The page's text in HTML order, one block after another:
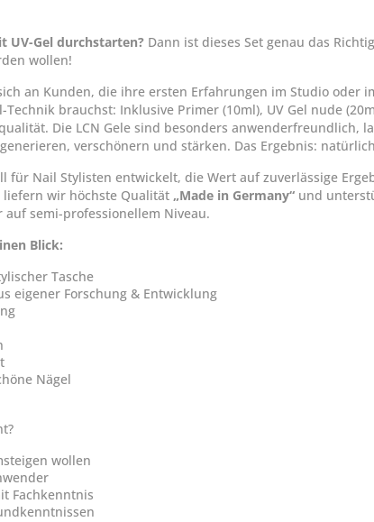
UV-Gel durchstarten? Dann ist dieses Set genau das
wollen!
an Kunden, die ihre ersten Erfahrungen im Studio oder
brauchst: Inklusive Primer (10ml), UV Gel nude
Die LCN Gele sind besonders
verschönern und stärken. Das Ergebnis:
für Nail Stylisten entwickelt, die Wert auf zuverlässige
liefern wir höchste Qualität „Made in Germany“ und
semi-professionellem Niveau.
Blick:
Tasche
eigener Forschung & Entwicklung
Nägel
wollen
Fachkenntnis